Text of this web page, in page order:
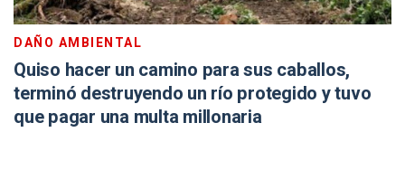
DAÑO AMBIENTAL
Quiso hacer un camino para sus caballos,
terminó destruyendo un río protegido y tuvo
que pagar una multa millonaria